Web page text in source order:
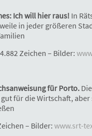
Ich will hier raus! In
in jeder größeren
Zeichen – Bilder:
für Porto.
für die Wirtschaft,
– Bilder:www.srt-